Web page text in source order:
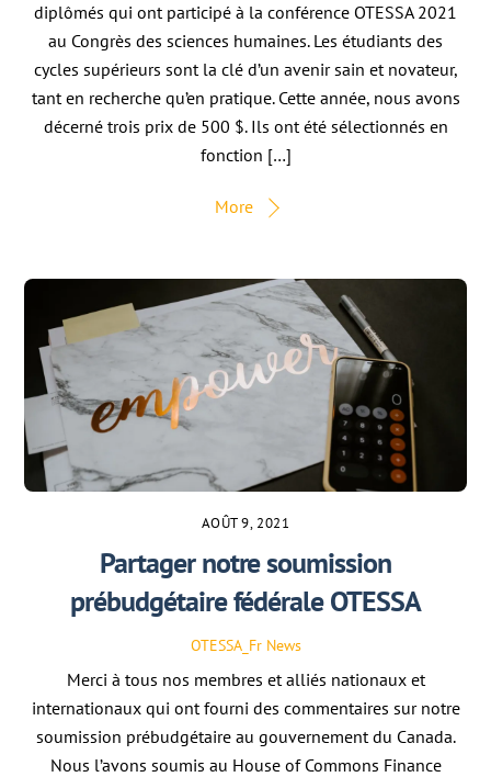
diplômés qui ont participé à la conférence OTESSA 2021
au Congrès des sciences humaines. Les étudiants des
cycles supérieurs sont la clé d’un avenir sain et novateur,
tant en recherche qu’en pratique. Cette année, nous avons
décerné trois prix de 500 $. Ils ont été sélectionnés en
fonction […]
More
AOÛT 9, 2021
Partager notre soumission
prébudgétaire fédérale OTESSA
OTESSA_Fr News
Merci à tous nos membres et alliés nationaux et
internationaux qui ont fourni des commentaires sur notre
soumission prébudgétaire au gouvernement du Canada.
Nous l’avons soumis au House of Commons Finance